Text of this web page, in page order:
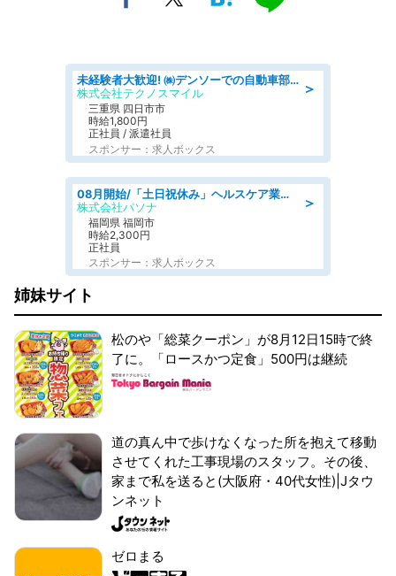
＞
未経験者大歓迎! ㈱デンソーでの自動車部品の組立作業 denso aichi
株式会社テクノスマイル
三重県 四日市市
時給1,800円
正社員 / 派遣社員
スポンサー：求人ボックス
＞
08月開始/「土日祝休み」ヘルスケア業界の産業保健師/高時給/未経験OK/要資格:保健師、正看護師
株式会社パソナ
福岡県 福岡市
時給2,300円
正社員
スポンサー：求人ボックス
姉妹サイト
松のや「総菜クーポン」が8月12日15時で終
了に。「ロースかつ定食」500円は継続
道の真ん中で歩けなくなった所を抱えて移動
させてくれた工事現場のスタッフ。その後、
家まで私を送ると(大阪府・40代女性)|Jタウ
ンネット
ゼロまる